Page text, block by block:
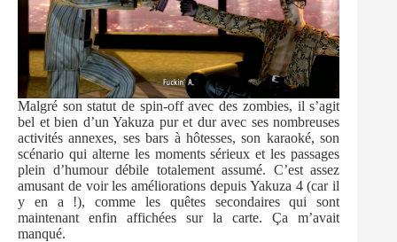
Malgré son statut de spin-off avec des zombies, il s’agit
bel et bien d’un Yakuza pur et dur avec ses nombreuses
activités annexes, ses bars à hôtesses, son karaoké, son
scénario qui alterne les moments sérieux et les passages
plein d’humour débile totalement assumé. C’est assez
amusant de voir les améliorations depuis Yakuza 4 (car il
y en a !), comme les quêtes secondaires qui sont
maintenant enfin affichées sur la carte. Ça m’avait
manqué.